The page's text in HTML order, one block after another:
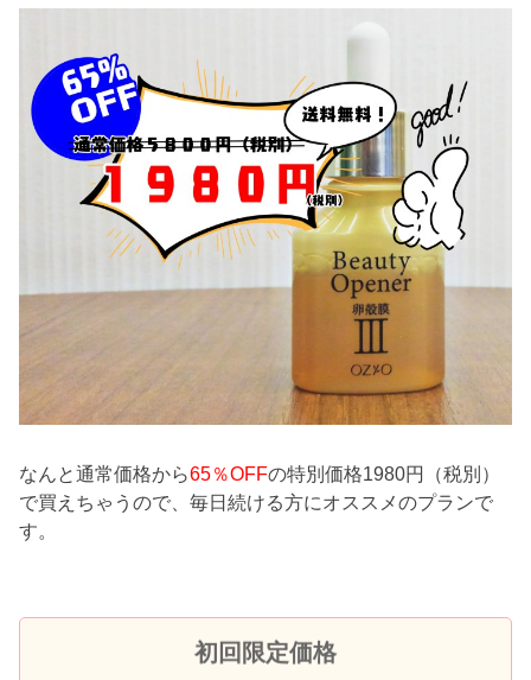
なんと通常価格から65％OFFの特別価格1980円（税別）
で買えちゃうので、毎日続ける方にオススメのプランで
す。
初回限定価格